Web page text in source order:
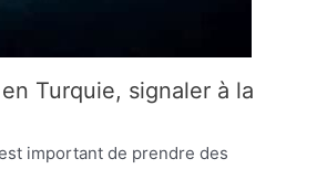
Turquie, signaler à la
important de prendre des